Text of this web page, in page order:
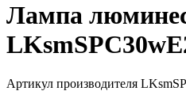
Лампа
Артикул производителя